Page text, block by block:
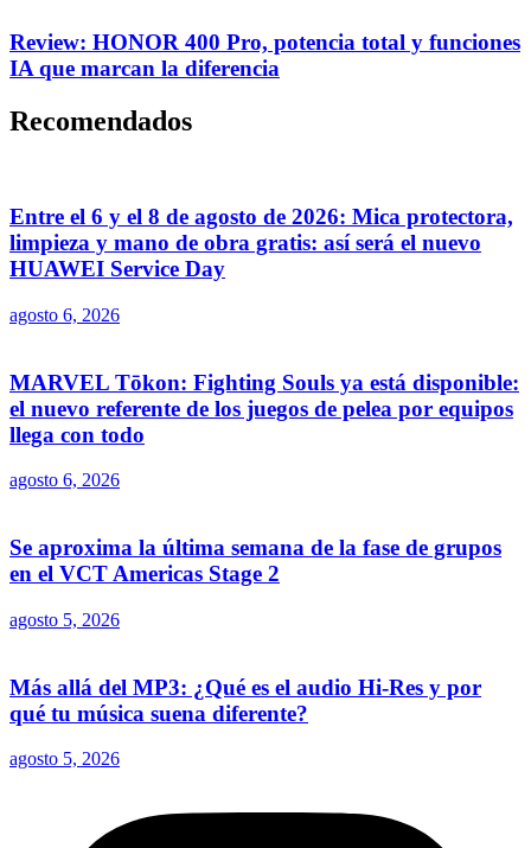
Review: HONOR 400 Pro, potencia total y funciones
IA que marcan la diferencia
Recomendados
Entre el 6 y el 8 de agosto de 2026: Mica protectora,
limpieza y mano de obra gratis: así será el nuevo
HUAWEI Service Day
agosto 6, 2026
MARVEL Tōkon: Fighting Souls ya está disponible:
el nuevo referente de los juegos de pelea por equipos
llega con todo
agosto 6, 2026
Se aproxima la última semana de la fase de grupos
en el VCT Americas Stage 2
agosto 5, 2026
Más allá del MP3: ¿Qué es el audio Hi-Res y por
qué tu música suena diferente?
agosto 5, 2026